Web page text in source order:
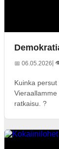
📅 06.05.2026|
Kuinka
ratkaisu. ?